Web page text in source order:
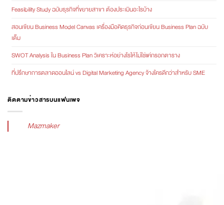
Feasibility Study ฉบับธุรกิจที่ขยายสาขา ต้องประเมินอะไรบ้าง
สอนเขียน Business Model Canvas เครื่องมือคิดธุรกิจก่อนเขียน Business Plan ฉบับ
เต็ม
SWOT Analysis ใน Business Plan วิเคราะห์อย่างไรให้ไม่ใช่แค่กรอกตาราง
ที่ปรึกษาการตลาดออนไลน์ vs Digital Marketing Agency จ้างใครดีกว่าสำหรับ SME
ติดตามข่าวสารบนแฟนเพจ
Mazmaker